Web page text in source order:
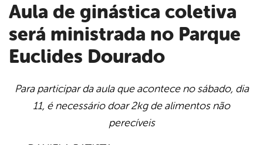
Aula de ginástica coletiva
será ministrada no Parque
Euclides Dourado
Para participar da aula que acontece no sábado, dia
11, é necessário doar 2kg de alimentos não
perecíveis